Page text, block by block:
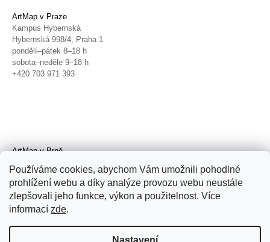
Používáme cookies, abychom Vám umožnili pohodlné
prohlížení webu a díky analýze provozu webu neustále
zlepšovali jeho funkce, výkon a použitelnost. Více
informací zde.
Nastavení
ArtMap v Praze
Kampus Hybernská
Hybernská 998/4, Praha 1
pondělí–pátek 8–18 h
sobota–neděle 9–18 h
+420 703 971 393
ArtMap v Brně
Radnická 4, Brno
úterý–pátek 11–19 h
sobota 14–19 h
+420 702 152 298